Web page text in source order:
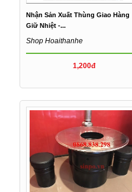
Nhận Sản Xuất Thùng Giao Hàng
Giữ Nhiệt -...
Shop Hoaithanhe
1,200đ